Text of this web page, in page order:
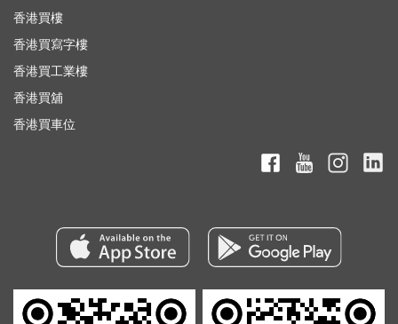
香港買樓
香港買寫字樓
香港買工業樓
香港買舖
香港買車位